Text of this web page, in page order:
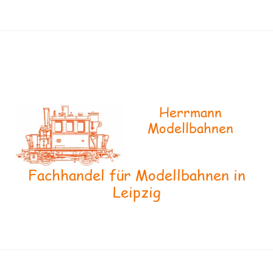
Herrmann
Modellbahnen
Fachhandel für Modellbahnen in
Leipzig